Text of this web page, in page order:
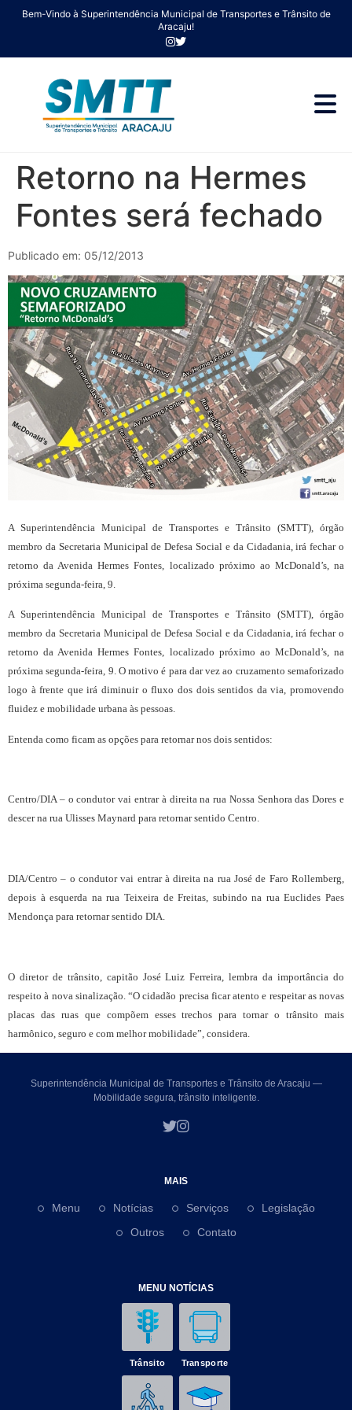
Bem-Vindo à Superintendência Municipal de Transportes e Trânsito de
Aracaju!
Retorno na Hermes
Fontes será fechado
Publicado em: 05/12/2013
A Superintendência Municipal de Transportes e Trânsito (SMTT), órgão
membro da Secretaria Municipal de Defesa Social e da Cidadania, irá fechar o
retorno da Avenida Hermes Fontes, localizado próximo ao McDonald’s, na
próxima segunda-feira, 9.
A Superintendência Municipal de Transportes e Trânsito (SMTT), órgão
membro da Secretaria Municipal de Defesa Social e da Cidadania, irá fechar o
retorno da Avenida Hermes Fontes, localizado próximo ao McDonald’s, na
próxima segunda-feira, 9. O motivo é para dar vez ao cruzamento semaforizado
logo à frente que irá diminuir o fluxo dos dois sentidos da via, promovendo
fluidez e mobilidade urbana às pessoas.
Entenda como ficam as opções para retornar nos dois sentidos:
Centro/DIA – o condutor vai entrar à direita na rua Nossa Senhora das Dores e
descer na rua Ulisses Maynard para retornar sentido Centro.
DIA/Centro – o condutor vai entrar à direita na rua José de Faro Rollemberg,
depois à esquerda na rua Teixeira de Freitas, subindo na rua Euclides Paes
Mendonça para retornar sentido DIA.
O diretor de trânsito, capitão José Luiz Ferreira, lembra da importância do
respeito à nova sinalização. “O cidadão precisa ficar atento e respeitar as novas
placas das ruas que compõem esses trechos para tornar o trânsito mais
harmônico, seguro e com melhor mobilidade”, considera.
Superintendência Municipal de Transportes e Trânsito de Aracaju —
Mobilidade segura, trânsito inteligente.
MAIS
Menu Notícias Serviços
Legislação
Outros
Contato
MENU NOTÍCIAS
Trânsito Transporte